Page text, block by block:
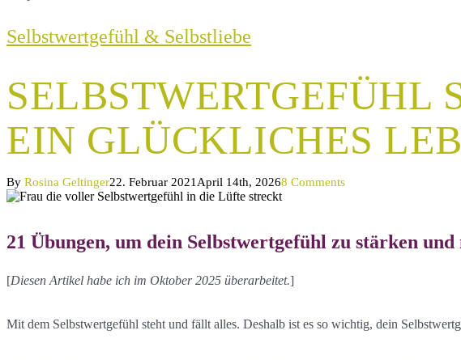
Selbstwertgefühl & Selbstliebe
SELBSTWERTGEFÜHL
EIN GLÜCKLICHES
By Rosina Geltinger22. Februar 2021 April 14th, 20268 Comments
21 Übungen, um dein Selbstwertgefühl zu stärken
[Diesen Artikel habe ich im Oktober 2025 überarbeitet.]
Mit dem Selbstwertgefühl steht und fällt alles. Deshalb ist es so wichtig, dein